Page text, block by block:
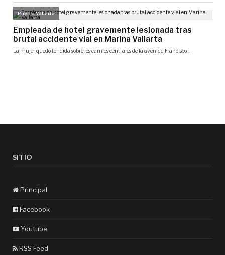
SITIO
Principal
Facebook
Youtube
RSS Feed